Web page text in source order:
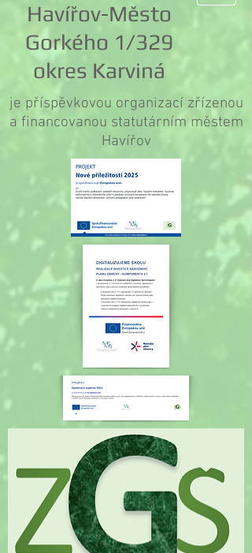
Havířov-Město
Gorkého 1/329
okres Karviná
je příspěvkovou organizací zřízenou
a financovanou statutárním městem
Havířov